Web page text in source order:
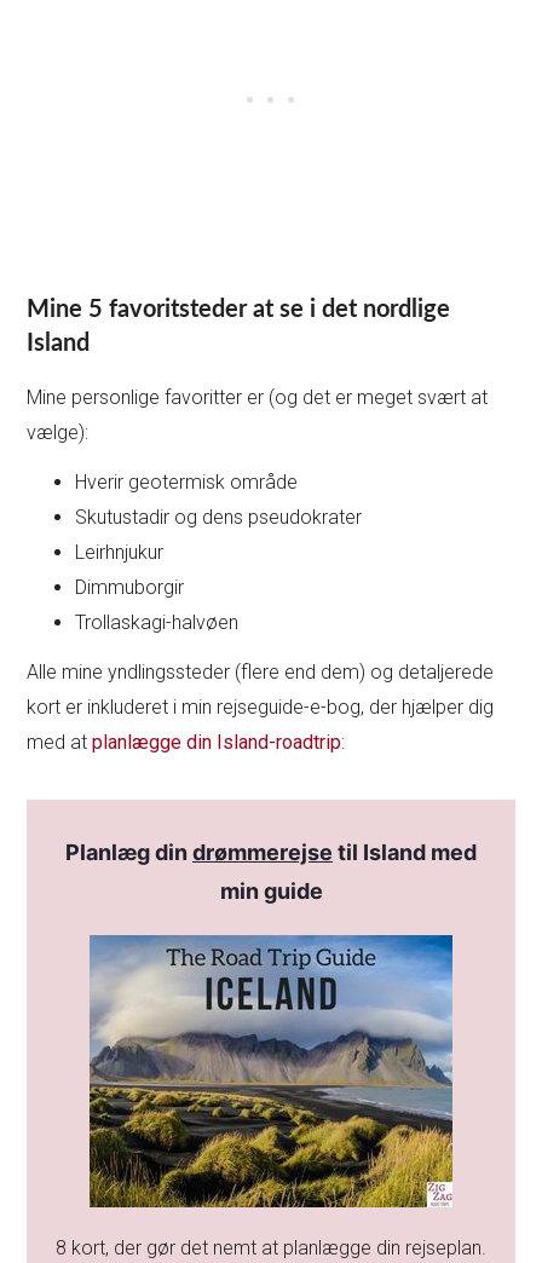
Mine 5 favoritsteder at se i det nordlige
Island
Mine personlige favoritter er (og det er meget svært at
vælge):
Hverir geotermisk område
Skutustadir og dens pseudokrater
Leirhnjukur
Dimmuborgir
Trollaskagi-halvøen
Alle mine yndlingssteder (flere end dem) og detaljerede
kort er inkluderet i min rejseguide-e-bog, der hjælper dig
med atplanlægge din Island-roadtrip:
Planlæg dindrømmerejse til Island med
min guide
8 kort, der gør det nemt at planlægge din rejseplan.